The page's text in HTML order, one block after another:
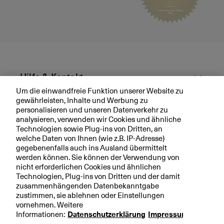
P
e
rf
o
r
m
a
n
c
e
i
m
A
Hilfe & Kontakt
Aktuell
Ihre BKB
Rechtliche Hinweise
Datenschutzerklärung
Impressum
Um die einwandfreie Funktion unserer Website zu
gewährleisten, Inhalte und Werbung zu
personalisieren und unseren Datenverkehr zu
analysieren, verwenden wir Cookies und ähnliche
Technologien sowie Plug-ins von Dritten, an
welche Daten von Ihnen (wie z.B. IP-Adresse)
gegebenenfalls auch ins Ausland übermittelt
werden können. Sie können der Verwendung von
nicht erforderlichen Cookies und ähnlichen
Technologien, Plug-ins von Dritten und der damit
zusammenhängenden Datenbekanntgabe
zustimmen, sie ablehnen oder Einstellungen
vornehmen. Weitere
Informationen: Datenschutzerklärung Impressum